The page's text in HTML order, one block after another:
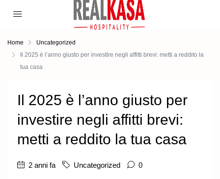
Home
Uncategorized
Il 2025 è l’anno giusto per investire negli affitti brevi: metti a reddito la
tua casa
Il 2025 è l’anno giusto per
investire negli affitti brevi:
metti a reddito la tua casa
2 anni fa Uncategorized 0